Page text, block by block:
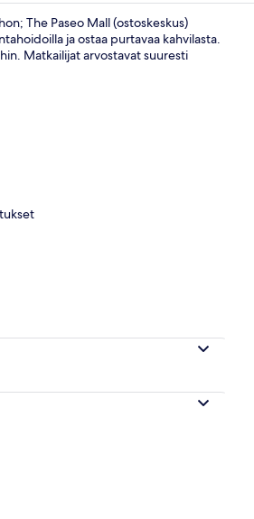
The Paseo Mall (ostoskeskus)
ja ostaa purtavaa kahvilasta.
Matkailijat arvostavat suuresti